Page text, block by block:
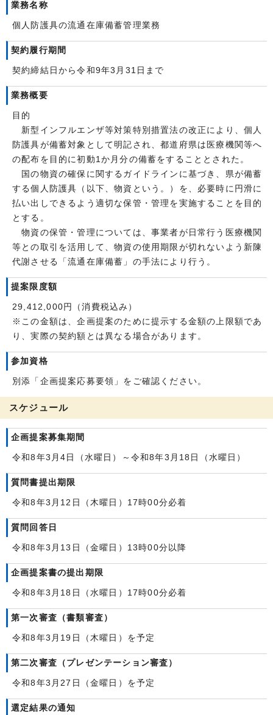
業務名称
個人防護具の流通在庫備蓄管理業務
契約履行期間
契約締結日から令和9年3月31日まで
業務概要
目的
新型インフルエンザ等対策特別措置法の改正により、個人
防護具が備蓄対象として明記され、都道府県は医療機関等へ
の配布を目的に初動1か月分の備蓄をすることとされた。
国の物資の確保に関するガイドラインに基づき、県が備蓄
する個人防護具（以下、物資という。）を、必要時に円滑に
払い出しできるよう適切な保管・管理を実施することを目的
とする。
物資の保管・管理については、事業者が日常行う医療機関
等との取引を活用して、物資の使用期限が切れないよう新陳
代謝させる「流通在庫備蓄」の手法により行う。
提案限度額
29,412,000円（消費税込み）
※この金額は、企画提案のために提示する金額の上限額であ
り、実際の契約額とは異なる場合があります。
参加資格
別添「企画提案応募要領」をご確認ください。
スケジュール
企画提案募集期間
令和8年3月4日（水曜日）～令和8年3月18日（水曜日）
質問書提出期限
令和8年3月12日（木曜日）17時00分必着
質問回答日
令和8年3月13日（金曜日）13時00分以降
企画提案書の提出期限
令和8年3月18日（水曜日）17時00分必着
第一次審査（書類審査）
令和8年3月19日（木曜日）を予定
第二次審査（プレゼンテーション審査）
令和8年3月27日（金曜日）を予定
選定結果の通知